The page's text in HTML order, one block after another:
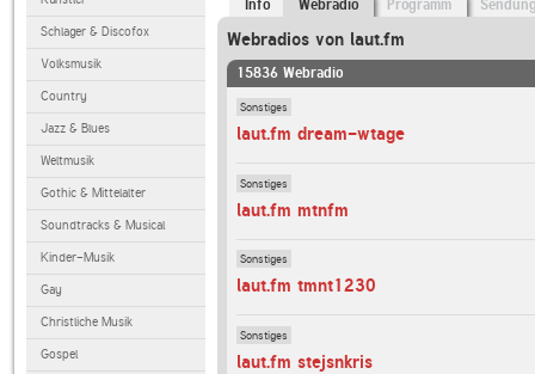
Schlager & Discofox
Volksmusik
Country
Jazz & Blues
Weltmusik
Gothic & Mittelalter
Soundtracks & Musical
Kinder-Musik
Gay
Christliche Musik
Gospel
Info Webradio Programm
Webradios von laut.fm
15836 Webradio
Sonstiges
laut.fm dream-wtage
Sonstiges
laut.fm mtnfm
Sonstiges
laut.fm tmnt1230
Sonstiges
laut.fm stejsnkris